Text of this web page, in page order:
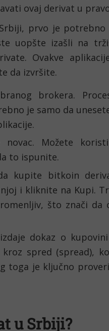
ovaj derivat u
prvo je
uopšte izašli na
Ovakve
da izvršite.
brokera.
je samo da
novac. Možete
to ispunite.
kupite bitkoin
i kliknite na Kupi.
što znači da
dokaz o
spred (spread),
toga je ključno
u Srbiji?